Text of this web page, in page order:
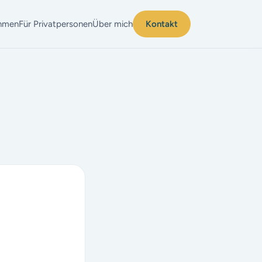
Für PrivatpersonenÜber mich Kontakt